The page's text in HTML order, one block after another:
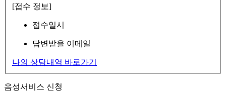
[접수 정보]
접수일시
답변받을 이메일
나의 상담내역 바로가기
음성서비스 신청